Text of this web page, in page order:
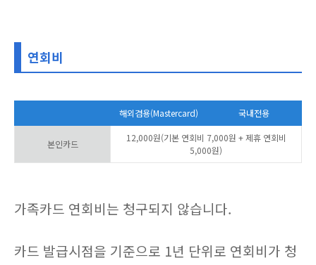
연회비
해외겸용(Mastercard) 국내전용
본인카드
12,000원(기본 연회비 7,000원 + 제휴 연회비
5,000원)
가족카드 연회비는 청구되지 않습니다.
카드 발급시점을 기준으로 1년 단위로 연회비가 청